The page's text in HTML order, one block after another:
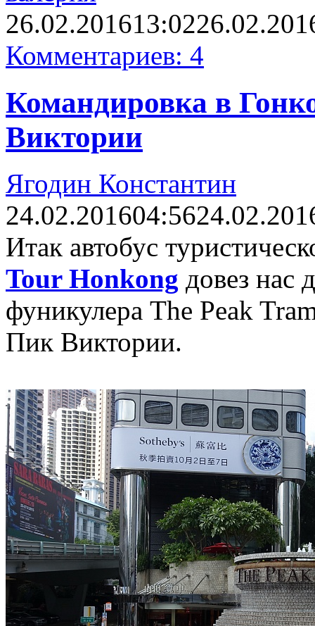
26.02.201613:02
Комментариев: 4
Командировка в
Виктории
Ягодин Константин
24.02.201604:56
Итак автобус
Tour Honkong довез нас
фуникулера The Peak
Пик Виктории.